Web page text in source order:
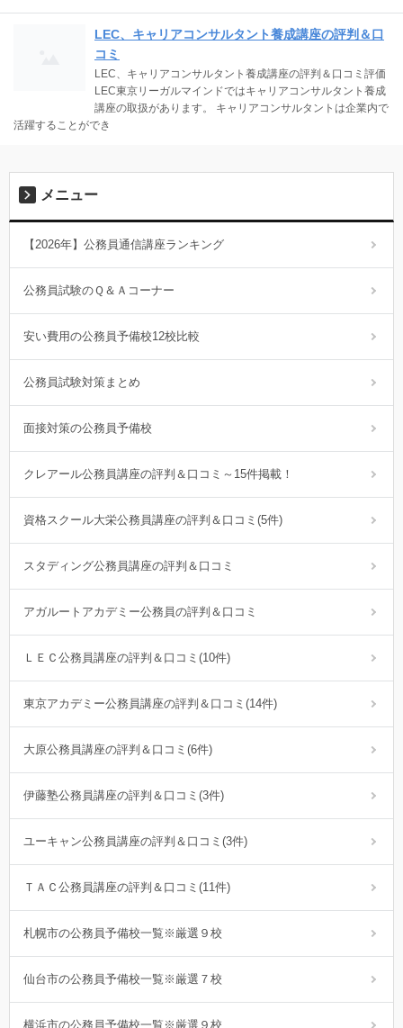
LEC、キャリアコンサルタント養成講座の評判＆口
コミ
LEC、キャリアコンサルタント養成講座の評判＆口コミ評価
LEC東京リーガルマインドではキャリアコンサルタント養成
講座の取扱があります。 キャリアコンサルタントは企業内で
活躍することができ
メニュー
【2026年】公務員通信講座ランキング
公務員試験のＱ＆Ａコーナー
安い費用の公務員予備校12校比較
公務員試験対策まとめ
面接対策の公務員予備校
クレアール公務員講座の評判＆口コミ～15件掲載！
資格スクール大栄公務員講座の評判＆口コミ(5件)
スタディング公務員講座の評判＆口コミ
アガルートアカデミー公務員の評判＆口コミ
ＬＥＣ公務員講座の評判＆口コミ(10件)
東京アカデミー公務員講座の評判＆口コミ(14件)
大原公務員講座の評判＆口コミ(6件)
伊藤塾公務員講座の評判＆口コミ(3件)
ユーキャン公務員講座の評判＆口コミ(3件)
ＴＡＣ公務員講座の評判＆口コミ(11件)
札幌市の公務員予備校一覧※厳選９校
仙台市の公務員予備校一覧※厳選７校
横浜市の公務員予備校一覧※厳選９校